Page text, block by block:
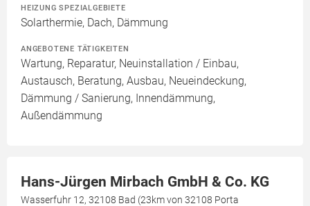
HEIZUNG SPEZIALGEBIETE
Solarthermie, Dach, Dämmung
ANGEBOTENE TÄTIGKEITEN
Wartung, Reparatur, Neuinstallation / Einbau,
Austausch, Beratung, Ausbau, Neueindeckung,
Dämmung / Sanierung, Innendämmung,
Außendämmung
Hans-Jürgen Mirbach GmbH & Co. KG
Wasserfuhr 12, 32108 Bad (23km von 32108 Porta